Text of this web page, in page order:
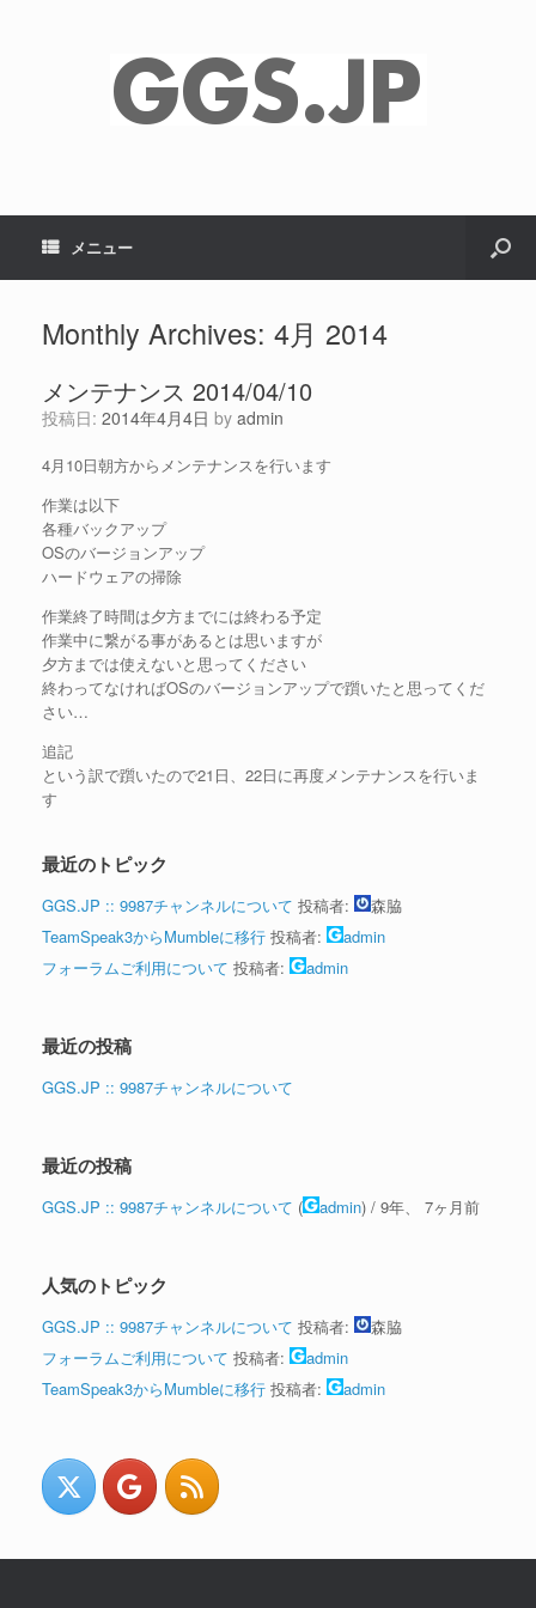
メニュー
Monthly Archives: 4月 2014
メンテナンス 2014/04/10
投稿日: 2014年4月4日 by admin
4月10日朝方からメンテナンスを行います
作業は以下
各種バックアップ
OSのバージョンアップ
ハードウェアの掃除
作業終了時間は夕方までには終わる予定
作業中に繋がる事があるとは思いますが
夕方までは使えないと思ってください
終わってなければOSのバージョンアップで躓いたと思ってくだ
さい…
追記
という訳で躓いたので21日、22日に再度メンテナンスを行いま
す
最近のトピック
GGS.JP :: 9987チャンネルについて 投稿者:
森脇
TeamSpeak3からMumbleに移行 投稿者:
admin
フォーラムご利用について 投稿者: admin
最近の投稿
GGS.JP :: 9987チャンネルについて
最近の投稿
GGS.JP :: 9987チャンネルについて ( admin) / 9年、 7ヶ月前
人気のトピック
GGS.JP :: 9987チャンネルについて 投稿者:
森脇
フォーラムご利用について 投稿者:
admin
TeamSpeak3からMumbleに移行 投稿者: admin